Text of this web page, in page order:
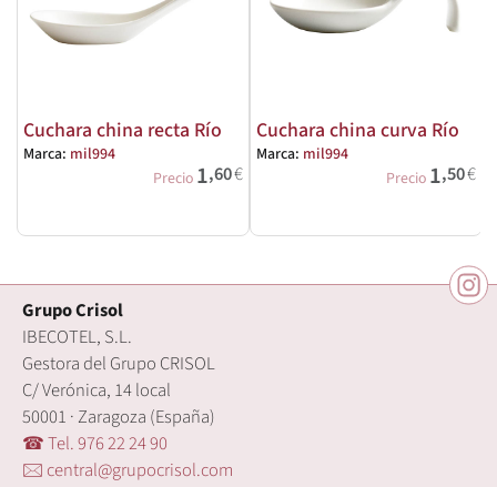
Cuchara china recta Río
Marca: mil994
Precio 1,60€
Cuchara china curva Río
Marca: mil994
Precio 1,50€
Grupo Crisol
IBECOTEL, S.L.
Gestora del Grupo CRISOL
C/ Verónica, 14 local
50001 · Zaragoza (España)
☎ Tel. 976 22 24 90
🖂 central@grupocrisol.com